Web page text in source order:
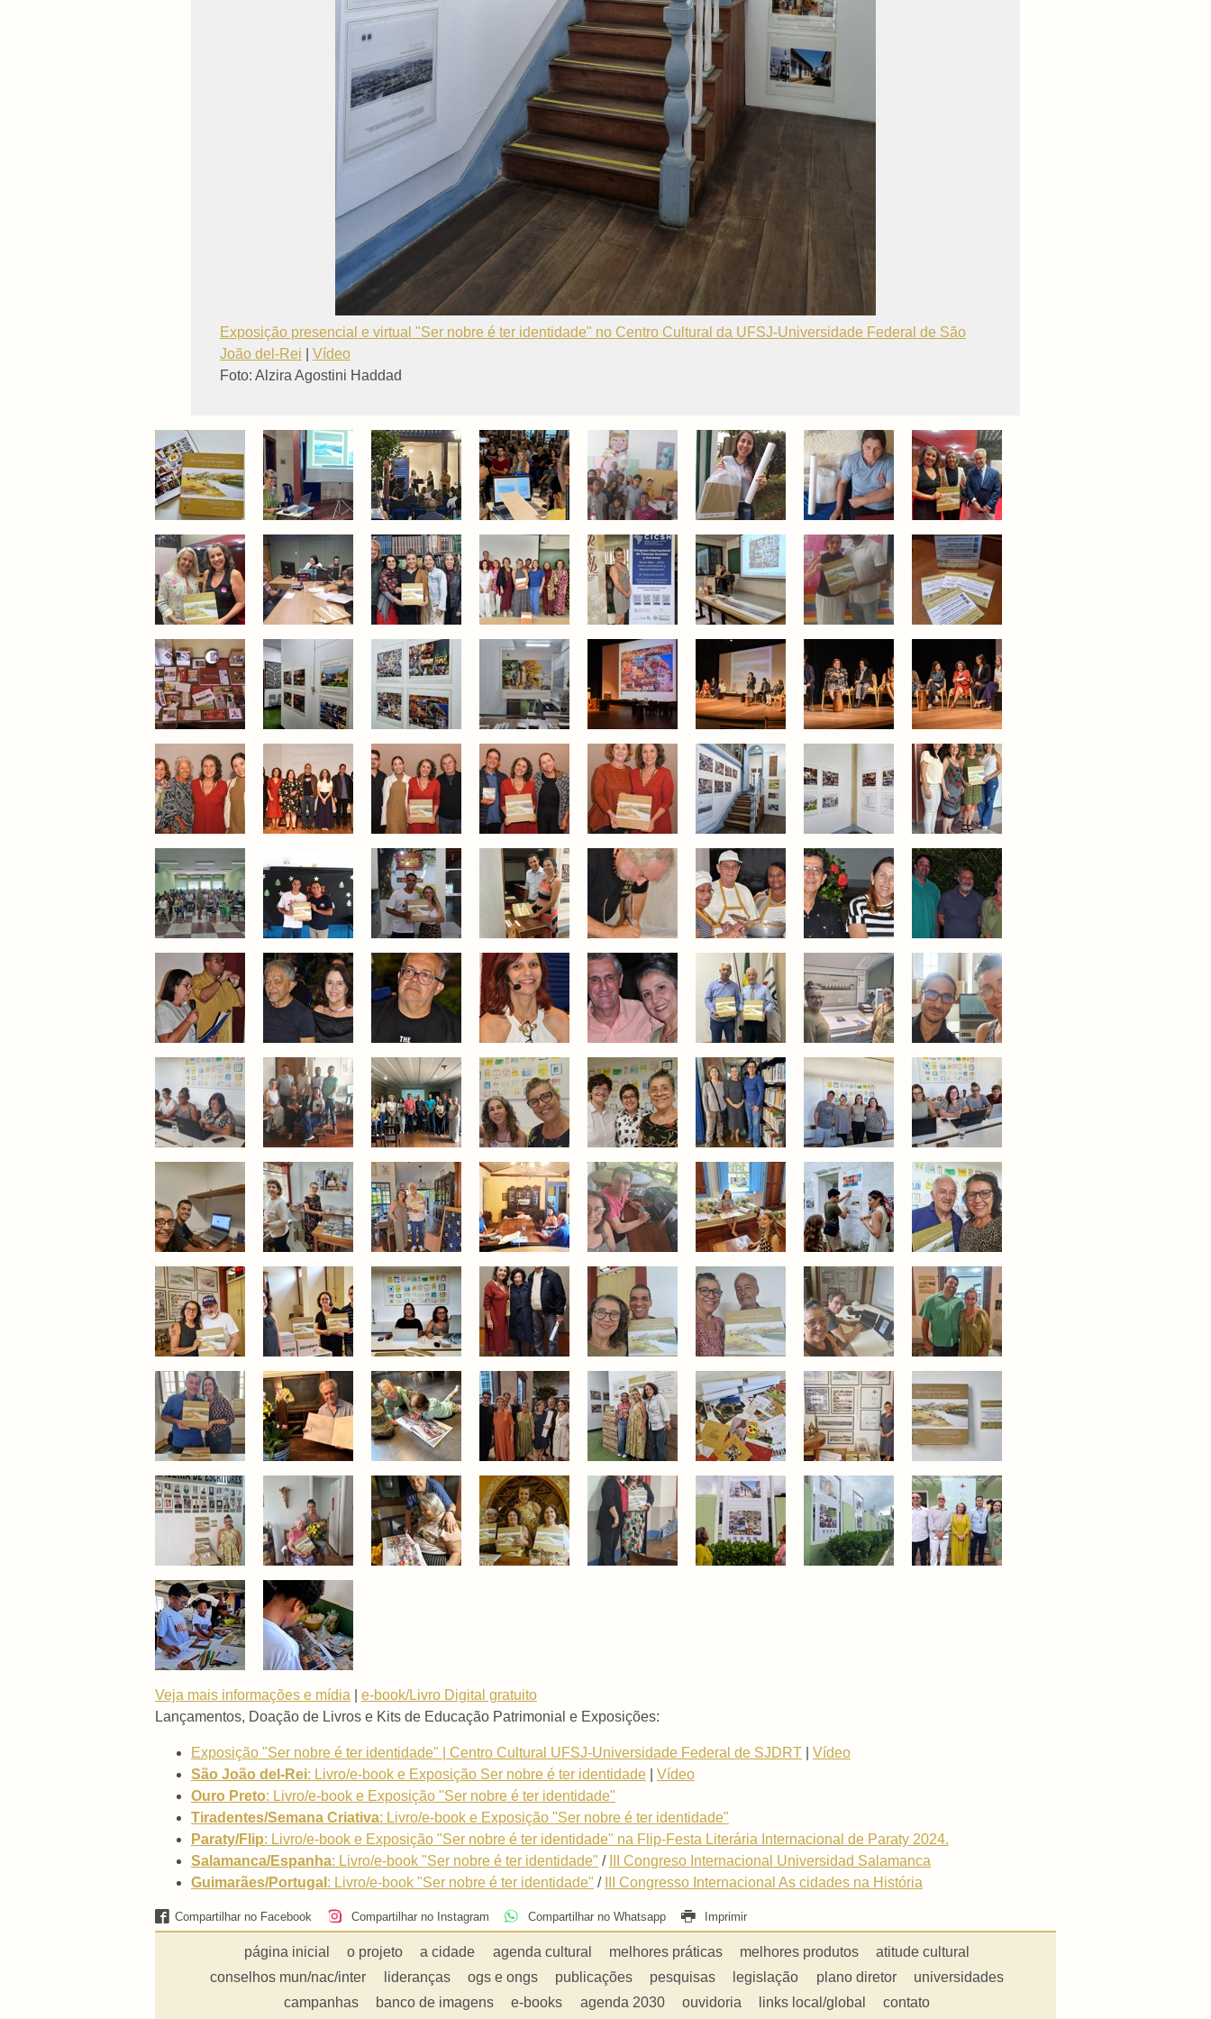
Exposição presencial e virtual "Ser nobre é ter identidade" no Centro Cultural da UFSJ-Universidade Federal de São
João del-Rei
Vídeo
Foto: Alzira Agostini Haddad
Veja mais informações e mídia
e-book/Livro Digital gratuito
Lançamentos, Doação de Livros e Kits de Educação Patrimonial e Exposições:
Exposição "Ser nobre é ter identidade" | Centro Cultural UFSJ-Universidade Federal de SJDRT
Vídeo
São João del-Rei: Livro/e-book e Exposição Ser nobre é ter identidade
Vídeo
Ouro Preto: Livro/e-book e Exposição "Ser nobre é ter identidade"
Tiradentes/Semana Criativa: Livro/e-book e Exposição "Ser nobre é ter identidade"
Paraty/Flip: Livro/e-book e Exposição "Ser nobre é ter identidade" na Flip-Festa Literária Internacional de Paraty 2024.
Salamanca/Espanha: Livro/e-book "Ser nobre é ter identidade" /
III Congreso Internacional Universidad Salamanca
Guimarães/Portugal : Livro/e-book "Ser nobre é ter identidade" / III Congresso Internacional As cidades na História
Compartilhar no Facebook Compartilhar no Instagram Compartilhar no Whatsapp Imprimir
página inicial o projeto a cidade agenda cultural melhores práticas melhores produtos
atitude cultural
conselhos mun/nac/inter
lideranças ogs e ongs publicações pesquisas legislação plano diretor
universidades
campanhas
banco de imagens e-books agenda 2030 ouvidoria links local/global contato